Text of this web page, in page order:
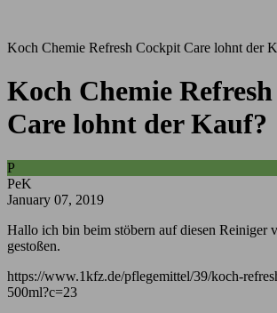
Koch Chemie Refresh Cockpit Care lohnt der
Koch Chemie
Care lohnt der Kauf?
P
PeK
January 07, 2019
Hallo ich bin beim stöbern auf diesen Reiniger
gestoßen.
https://www.1kfz.de/pflegemittel/39/koch-
500ml?c=23